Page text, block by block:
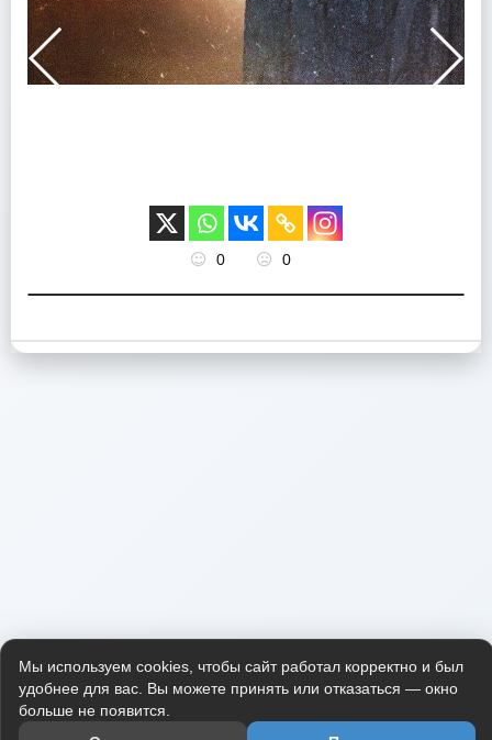
0 0
Мы используем cookies, чтобы сайт работал корректно и был
удобнее для вас. Вы можете принять или отказаться — окно
больше не появится.